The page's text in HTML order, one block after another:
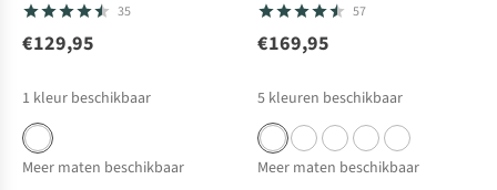
35
€129,95
1 kleur beschikbaar
Meer maten beschikbaar
57
€169,95
5 kleuren beschikbaar
Meer maten beschikbaar